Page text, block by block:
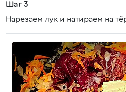
Шаг 3
Нарезаем лук и натираем на